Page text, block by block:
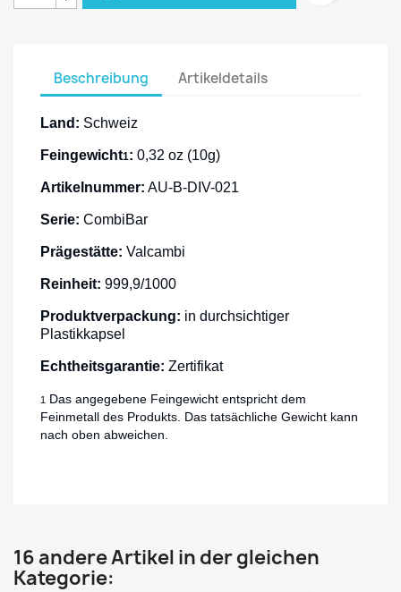
Beschreibung Artikeldetails
Land: Schweiz
Feingewicht1: 0,32 oz (10g)
Artikelnummer: AU-B-DIV-021
Serie: CombiBar
Prägestätte: Valcambi
Reinheit: 999,9/1000
Produktverpackung: in durchsichtiger
Plastikkapsel
Echtheitsgarantie: Zertifikat
1 Das angegebene Feingewicht entspricht dem
Feinmetall des Produkts. Das tatsächliche Gewicht kann
nach oben abweichen.
16 andere Artikel in der gleichen
Kategorie: